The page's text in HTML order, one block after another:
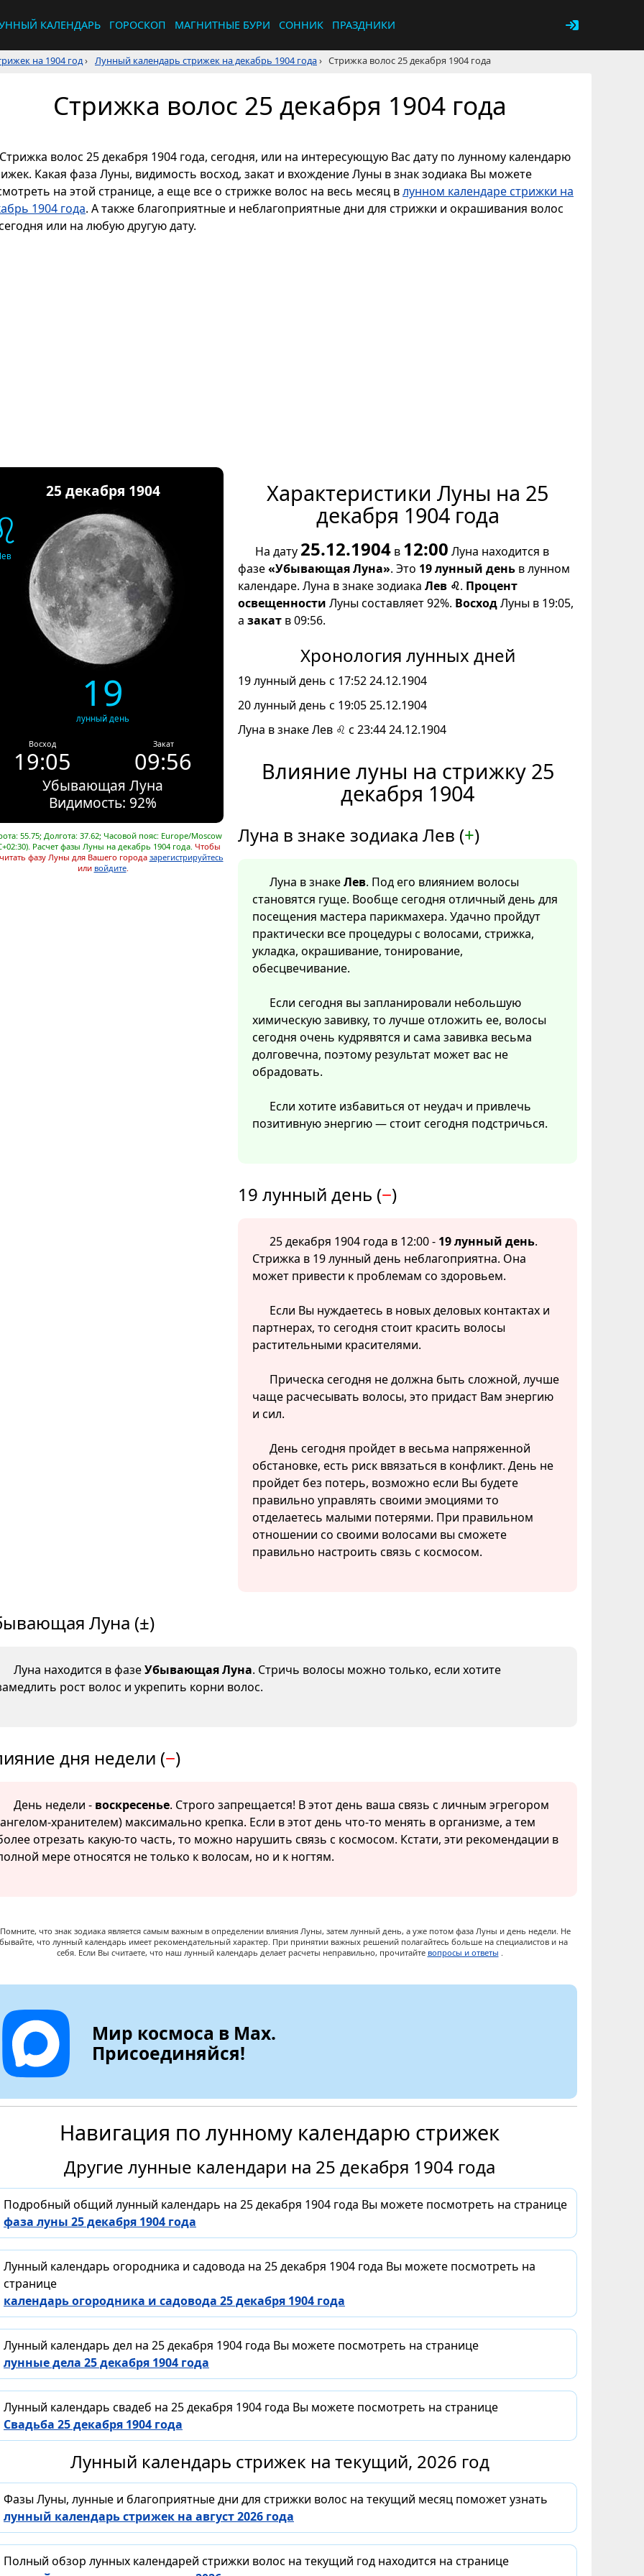
КАЛЕНДАРЬ ГОРОСКОП МАГНИТНЫЕ БУРИ СОННИК ПРАЗДНИКИ
на 1904 год› Лунный календарь стрижек на декабрь 1904 года› Стрижка волос 25 декабря 1904 года
Стрижка волос 25 декабря 1904 года
Стрижка волос 25 декабря 1904 года, сегодня, или на интересующую Вас дату по лунному календарю
Какая фаза Луны, видимость восход, закат и вхождение Луны в знак зодиака Вы можете
на этой странице, а еще все о стрижке волос на весь месяц влунном календаре стрижки на
1904 года. А также благоприятные и неблагоприятные дни для стрижки и окрашивания волос
или на любую другую дату.
25 декабря 1904
19
лунный день
Восход
19:05
Закат
09:56
Убывающая Луна
Видимость: 92%
55.75; Долгота: 37.62; Часовой пояс: Europe/Moscow
Расчет фазы Луны на декабрь 1904 года. Чтобы
фазу Луны для Вашего города зарегистрируйтесь
или войдите.
Характеристики Луны на 25
декабря 1904 года
На дату 25.12.1904 в 12:00 Луна находится в
фазе«Убывающая Луна». Это 19 лунный день в лунном
календаре. Луна в знаке зодиака Лев ♌. Процент
освещенности Луны составляет 92%. ВосходЛуны в 19:05,
а закат в 09:56.
Хронология лунных дней
19 лунный день с 17:52 24.12.1904
20 лунный день с 19:05 25.12.1904
Луна в знаке Лев ♌ с 23:44 24.12.1904
Влияние луны на стрижку 25
декабря 1904
Луна в знаке зодиака Лев (+)
Луна в знакеЛев. Под его влиянием волосы
становятся гуще. Вообще сегодня отличный день для
посещения мастера парикмахера. Удачно пройдут
практически все процедуры с волосами, стрижка,
укладка, окрашивание, тонирование,
обесцвечивание.
Если сегодня вы запланировали небольшую
химическую завивку, то лучше отложить ее, волосы
сегодня очень кудрявятся и сама завивка весьма
долговечна, поэтому результат может вас не
обрадовать.
Если хотите избавиться от неудач и привлечь
позитивную энергию — стоит сегодня подстричься.
19 лунный день (−)
25 декабря 1904 года в 12:00 - 19 лунный день.
Стрижка в 19 лунный день неблагоприятна. Она
может привести к проблемам со здоровьем.
Если Вы нуждаетесь в новых деловых контактах и
партнерах, то сегодня стоит красить волосы
растительными красителями.
Прическа сегодня не должна быть сложной, лучше
чаще расчесывать волосы, это придаст Вам энергию
и сил.
День сегодня пройдет в весьма напряженной
обстановке, есть риск ввязаться в конфликт. День не
пройдет без потерь, возможно если Вы будете
правильно управлять своими эмоциями то
отделаетесь малыми потерями. При правильном
отношении со своими волосами вы сможете
правильно настроить связь с космосом.
Луна (±)
Луна находится в фазеУбывающая Луна. Стричь волосы можно только, если хотите
рост волос и укрепить корни волос.
дня недели (−)
День недели - воскресенье. Строго запрещается! В этот день ваша связь с личным эгрегором
хранителем) максимально крепка. Если в этот день что-то менять в организме, а тем
отрезать какую-то часть, то можно нарушить связь с космосом. Кстати, эти рекомендации в
мере относятся не только к волосам, но и к ногтям.
Помните, что знак зодиака является самым важным в определении влияния Луны, затем лунный день, а уже потом фаза Луны и день недели. Не
что лунный календарь имеет рекомендательный характер. При принятии важных решений полагайтесь больше на специалистов и на
себя. Если Вы считаете, что наш лунный календарь делает расчеты неправильно, прочитайте вопросы и ответы .
Мир космоса в Max.
Присоединяйся!
Навигация по лунному календарю стрижек
Другие лунные календари на 25 декабря 1904 года
Подробный общий лунный календарь на 25 декабря 1904 года Вы можете посмотреть на странице
фаза луны 25 декабря 1904 года
Лунный календарь огородника и садовода на 25 декабря 1904 года Вы можете посмотреть на
странице
календарь огородника и садовода 25 декабря 1904 года
Лунный календарь дел на 25 декабря 1904 года Вы можете посмотреть на странице
лунные дела 25 декабря 1904 года
Лунный календарь свадеб на 25 декабря 1904 года Вы можете посмотреть на странице
Свадьба 25 декабря 1904 года
Лунный календарь стрижек на текущий, 2026 год
Фазы Луны, лунные и благоприятные дни для стрижки волос на текущий месяц поможет узнать
лунный календарь стрижек на август 2026 года
Полный обзор лунных календарей стрижки волос на текущий год находится на странице